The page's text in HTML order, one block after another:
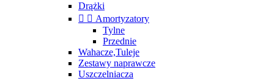
Drążki
  Amortyzatory
Tylne
Przednie
Wahacze,Tuleje
Zestawy naprawcze
Uszczelniacza